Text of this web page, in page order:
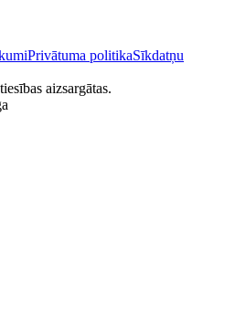
Privātuma politikaSīkdatņu
aizsargātas.